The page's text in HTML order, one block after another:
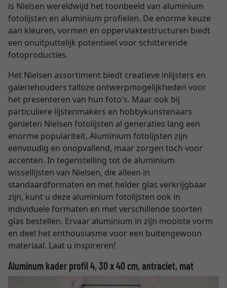
is Nielsen wereldwijd het toonbeeld van aluminium
fotolijsten en aluminium profielen. De enorme keuze
aan kleuren, vormen en oppervlaktestructuren biedt
een onuitputtelijk potentieel voor schitterende
fotoproducties.
Het Nielsen assortiment biedt creatieve inlijsters en
galeriehouders talloze ontwerpmogelijkheden voor
het presenteren van hun foto's. Maar ook bij
particuliere lijstenmakers en hobbykunstenaars
genieten Nielsen fotolijsten al generaties lang een
enorme populariteit. Aluminium fotolijsten zijn
eenvoudig en onopvallend, maar zorgen toch voor
accenten. In tegenstelling tot de aluminium
wissellijsten van Nielsen, die alleen in
standaardformaten en met helder glas verkrijgbaar
zijn, kunt u deze aluminium fotolijsten ook in
individuele formaten en met verschillende soorten
glas bestellen. Ervaar aluminium in zijn mooiste vorm
en deel het enthousiasme voor een buitengewoon
materiaal. Laat u inspireren!
Aluminum kader profil 4, 30 x 40 cm, antraciet, mat